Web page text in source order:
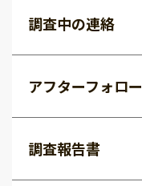
調査中の連絡
アフターフォロー
調査報告書